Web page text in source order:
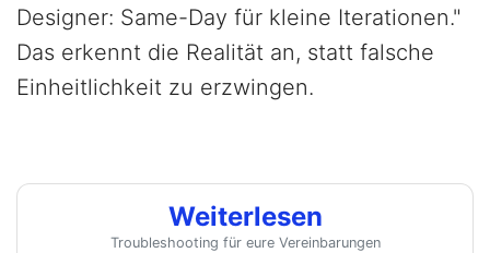
Designer: Same-Day für kleine Iterationen."
Das erkennt die Realität an, statt falsche
Einheitlichkeit zu erzwingen.
Weiterlesen
Troubleshooting für eure Vereinbarungen